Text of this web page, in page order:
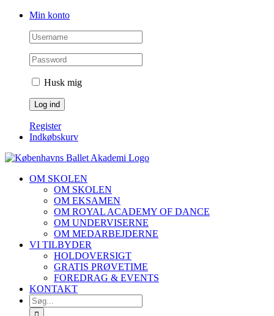
Skip
Facebook
InstagramMin konto
Husk mig
Register
Indkøbskurv
OM SKOLEN
OM SKOLEN
OM EKSAMEN
OM ROYAL ACADEMY OF DANCE
OM UNDERVISERNE
OM MEDARBEJDERNE
VI TILBYDER
HOLDOVERSIGT
GRATIS PRØVETIME
FOREDRAG & EVENTS
KONTAKT
SØG
EFTER: